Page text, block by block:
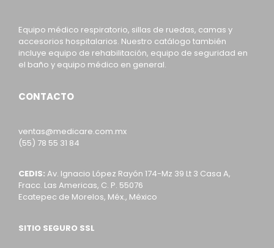
Equipo médico respiratorio, sillas de ruedas, camas y
accesorios hospitalarios. Nuestro catálogo también
incluye equipo de rehabilitación, equipo de seguridad en
el baño y equipo médico en general.
CONTACTO
ventas@medicare.com.mx
(55) 78 55 31 84
CEDIS: Av. Ignacio López Rayón 174-Mz 39 Lt 3 Casa A,
Fracc. Las Americas, C. P. 55076
Ecatepec de Morelos, Méx., México
SITIO SEGURO SSL